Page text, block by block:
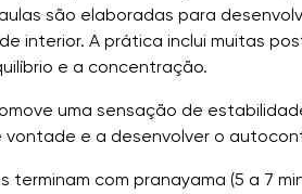
são elaboradas para
interior. A prática inclui muitas
e a concentração.
uma sensação de
e a desenvolver o
terminam com pranayama (5 a 7